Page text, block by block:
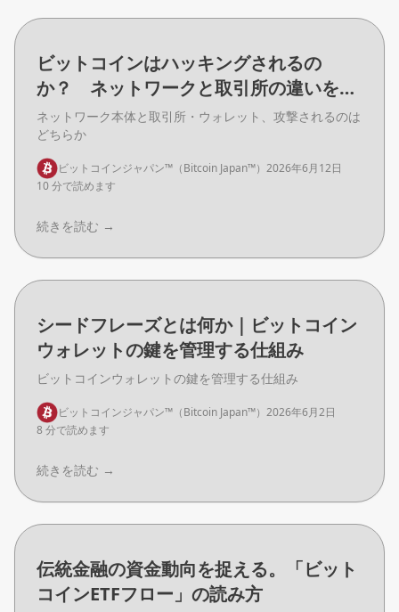
ビットコインはハッキングされるの
か？ ネットワークと取引所の違いを解
説
ネットワーク本体と取引所・ウォレット、攻撃されるのは
どちらか
ビットコインジャパン™（Bitcoin Japan™） 2026年6月12日
10 分で読めます
続きを読む →
シードフレーズとは何か｜ビットコイン
ウォレットの鍵を管理する仕組み
ビットコインウォレットの鍵を管理する仕組み
ビットコインジャパン™（Bitcoin Japan™） 2026年6月2日
8 分で読めます
続きを読む →
伝統金融の資金動向を捉える。「ビット
コインETFフロー」の読み方